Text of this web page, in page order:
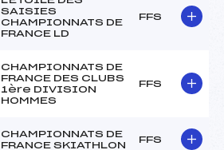
SAISIES
CHAMPIONNATS DE
FRANCE LD
FFS
CHAMPIONNATS DE
FRANCE DES CLUBS
1ère DIVISION
HOMMES
FFS
CHAMPIONNATS DE
FRANCE SKIATHLON
FFS